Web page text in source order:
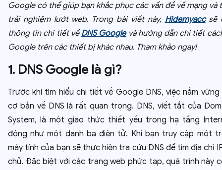
Google có thể giúp bạn khắc phục các vấn đề về mạng và
trải nghiệm lướt web. Trong bài viết này, Hidemyaccsẽ
thông tin chi tiết về DNS Google và hướng dẫn chi tiết
Google trên các thiết bị khác nhau. Tham khảo ngay!
1. DNS Google là gì?
Trước khi tìm hiểu chi tiết về Google DNS, việc nắm vững
cơ bản về DNS là rất quan trọng. DNS, viết tắt của
System, là một giao thức thiết yếu trong hạ tầng
động như một danh bạ điện tử. Khi bạn truy cập một
máy tính của bạn sẽ thực hiện tra cứu DNS để tìm địa chỉ
chủ. Đặc biệt với các trang web phức tạp, quá trình này